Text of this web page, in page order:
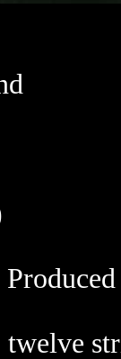
twelve